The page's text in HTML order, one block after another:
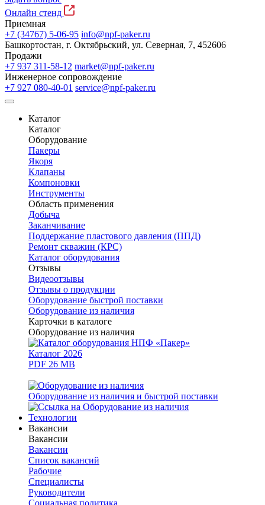
Онлайн стенд
Приемная
+7 (34767) 5-06-95 info@npf-paker.ru
Башкортостан, г. Октябрьский, ул. Северная, 7, 452606
Продажи
+7 937 311-58-12 market@npf-paker.ru
Инженерное сопровождение
+7 927 080-40-01 service@npf-paker.ru
Каталог
Каталог
Оборудование
Пакеры
Якоря
Клапаны
Компоновки
Инструменты
Область применения
Добыча
Заканчивание
Поддержание пластового давления (ППД)
Ремонт скважин (КРС)
Каталог оборудования
Отзывы
Видеоотзывы
Отзывы о продукции
Оборудование быстрой поставки
Оборудование из наличия
Карточки в каталоге
Оборудование из наличия
Каталог 2026
PDF 26 MB
Оборудование из наличия и быстрой поставки
Технологии
Вакансии
Вакансии
Вакансии
Список вакансий
Рабочие
Специалисты
Руководители
Cоциальная политика